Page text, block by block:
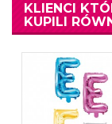
KLIENCI
KUPILI